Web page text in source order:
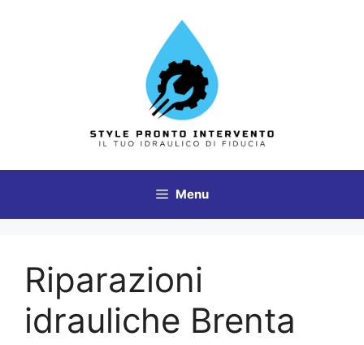
Menu
Riparazioni
idrauliche Brenta